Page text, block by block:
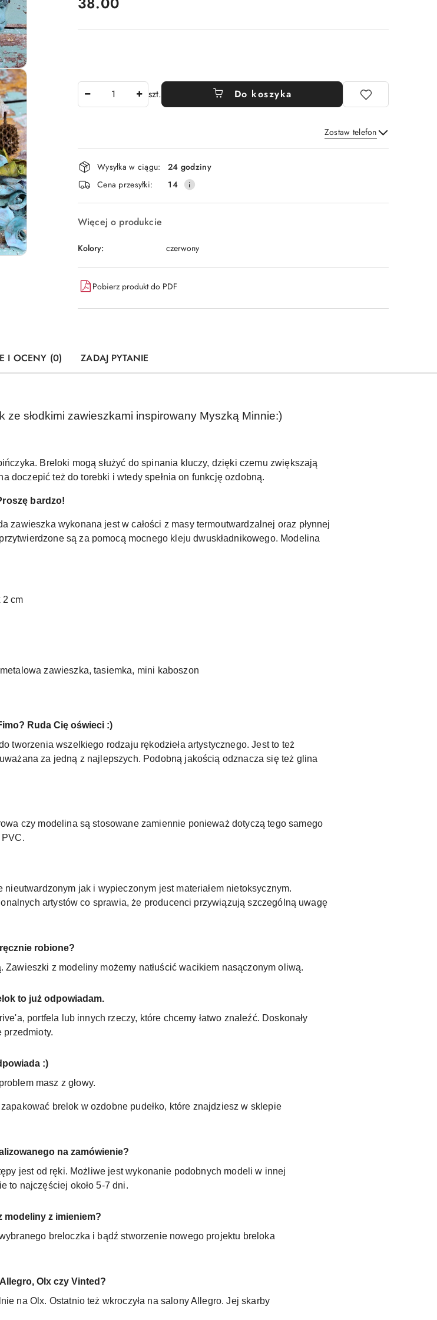
szt. Do koszyka
Zostaw telefon
Wyślij
Dostępność
i
dostawa
Wysyłka w ciągu:
24 godziny
Cena przesyłki:
14
Więcej o produkcie
Kolory: czerwony
Pobierz produkt do PDF
I OCENY (0) ZADAJ PYTANIE
ze słodkimi zawieszkami inspirowany Myszką Minnie:)
Breloki mogą służyć do spinania kluczy, dzięki czemu zwiększają
doczepić też do torebki i wtedy spełnia on funkcję ozdobną.
bardzo!
zawieszka wykonana jest w całości z masy termoutwardzalnej oraz płynnej
są za pomocą mocnego kleju dwuskładnikowego. Modelina
2 cm
zawieszka, tasiemka, mini kaboszon
Ruda Cię oświeci :)
tworzenia wszelkiego rodzaju rękodzieła artystycznego. Jest to też
za jedną z najlepszych. Podobną jakością odznacza się też glina
czy modelina są stosowane zamiennie ponieważ dotyczą tego samego
jak i wypieczonym jest materiałem nietoksycznym.
artystów co sprawia, że producenci przywiązują szczególną uwagę
robione?
z modeliny możemy natłuścić wacikiem nasączonym oliwą.
to już odpowiadam.
portfela lub innych rzeczy, które chcemy łatwo znaleźć. Doskonały
przedmioty.
:)
masz z głowy.
brelok w ozdobne pudełko, które znajdziesz w sklepie
na zamówienie?
jest od ręki. Możliwe jest wykonanie podobnych modeli w innej
to najczęściej około 5-7 dni.
modeliny z imieniem?
breloczka i bądź stworzenie nowego projektu breloka
Olx czy Vinted?
na Olx. Ostatnio też wkroczyła na salony Allegro. Jej skarby